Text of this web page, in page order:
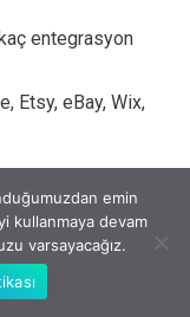
entegrasyon
Etsy, eBay, Wix,
emin
kullanmaya devam
varsayacağız.